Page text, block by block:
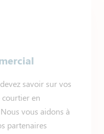
savoir sur vos
courtier en
vous aidons à
partenaires